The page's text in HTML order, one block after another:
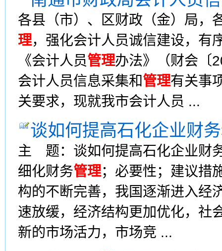
各县（市）、区财政（金）局，
理，强化会计人员诚信建设，有
《会计人员管理办法》（财会〔
会计人员信息采集和管理有关事
关要求，现就我市会计人员 ...
谈如何提高石化企业财
主 题：谈如何提高石化企业财
细化财务管理；必要性；建议措
构的不断完善，我国逐渐进入经
速放缓，经济结构更加优化，社
新的市场活力，市场竞 ...